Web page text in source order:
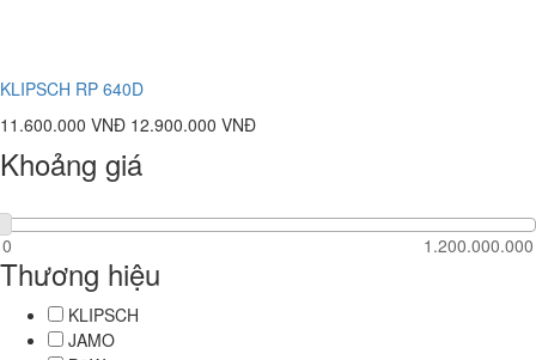
KLIPSCH RP 640D
11.600.000 VNĐ 12.900.000 VNĐ
Khoảng giá
Thương hiệu
KLIPSCH
JAMO